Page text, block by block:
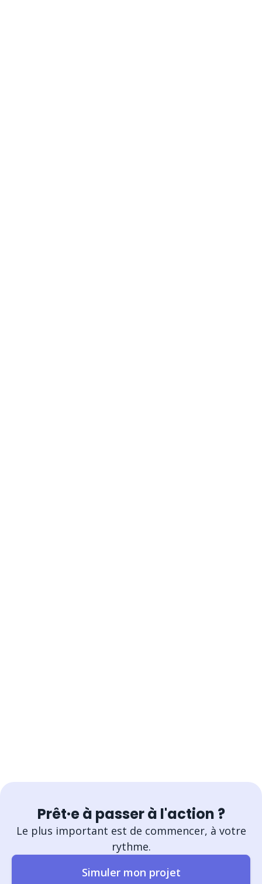
Prêt·e à passer à l'action ?
Le plus important est de commencer, à votre
rythme.
Simuler mon projet